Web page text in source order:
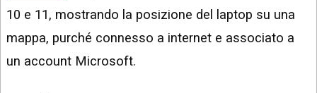
10 e 11, mostrando la posizione del laptop su una
mappa, purché connesso a internet e associato a
un account Microsoft.